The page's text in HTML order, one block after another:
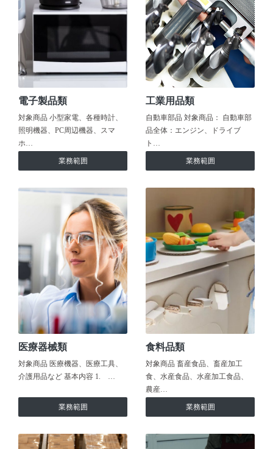
電子製品類
対象商品 小型家電、各種時計、
照明機器、PC周辺機器、スマ
ホ…
業務範囲
工業用品類
自動車部品 対象商品： 自動車部
品全体：エンジン、ドライブ
ト…
業務範囲
医療器械類
対象商品 医療機器、医療工具、
介護用品など 基本内容 1. …
業務範囲
食料品類
対象商品 畜産食品、畜産加工
食、水産食品、水産加工食品、
農産…
業務範囲